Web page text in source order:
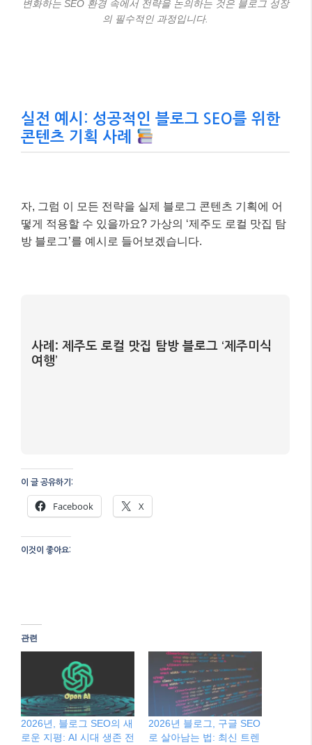
변화하는 SEO 환경 속에서 전략을 논의하는 것은 블로그 성장
의 필수적인 과정입니다.
실전 예시: 성공적인 블로그 SEO를 위한
콘텐츠 기획 사례
자, 그럼 이 모든 전략을 실제 블로그 콘텐츠 기획에 어
떻게 적용할 수 있을까요? 가상의 ‘제주도 로컬 맛집 탐
방 블로그’를 예시로 들어보겠습니다.
사례: 제주도 로컬 맛집 탐방 블로그 ‘제주미식
여행’
이 글 공유하기:
Facebook X
이것이 좋아요:
관련
2026년, 블로그 SEO의 새
로운 지평: AI 시대 생존 전
2026년 블로그, 구글 SEO
로 살아남는 법: 최신 트렌